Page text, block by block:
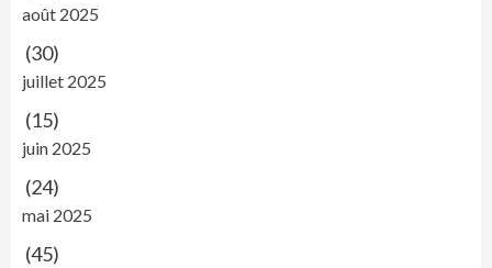
août 2025
(30)
juillet 2025
(15)
juin 2025
(24)
mai 2025
(45)